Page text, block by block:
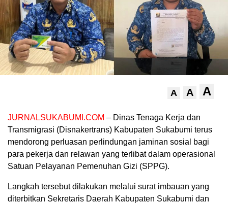
A A A
JURNALSUKABUMI.COM – Dinas Tenaga Kerja dan
Transmigrasi (Disnakertrans) Kabupaten Sukabumi terus
mendorong perluasan perlindungan jaminan sosial bagi
para pekerja dan relawan yang terlibat dalam operasional
Satuan Pelayanan Pemenuhan Gizi (SPPG).
Langkah tersebut dilakukan melalui surat imbauan yang
diterbitkan Sekretaris Daerah Kabupaten Sukabumi dan